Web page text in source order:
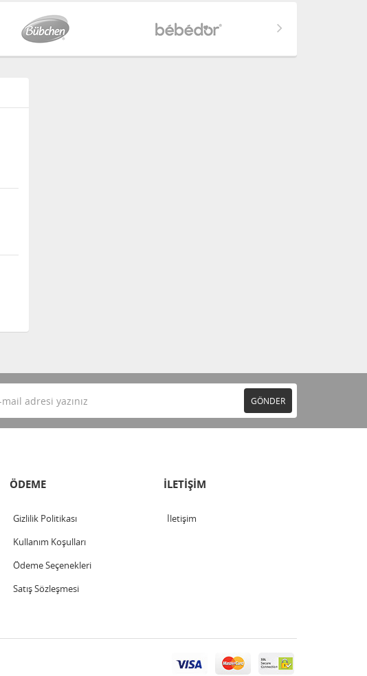
GÖNDER
ÖDEME
Gizlilik Politikası
Kullanım Koşulları
Ödeme Seçenekleri
Satış Sözleşmesi
İLETİŞİM
İletişim